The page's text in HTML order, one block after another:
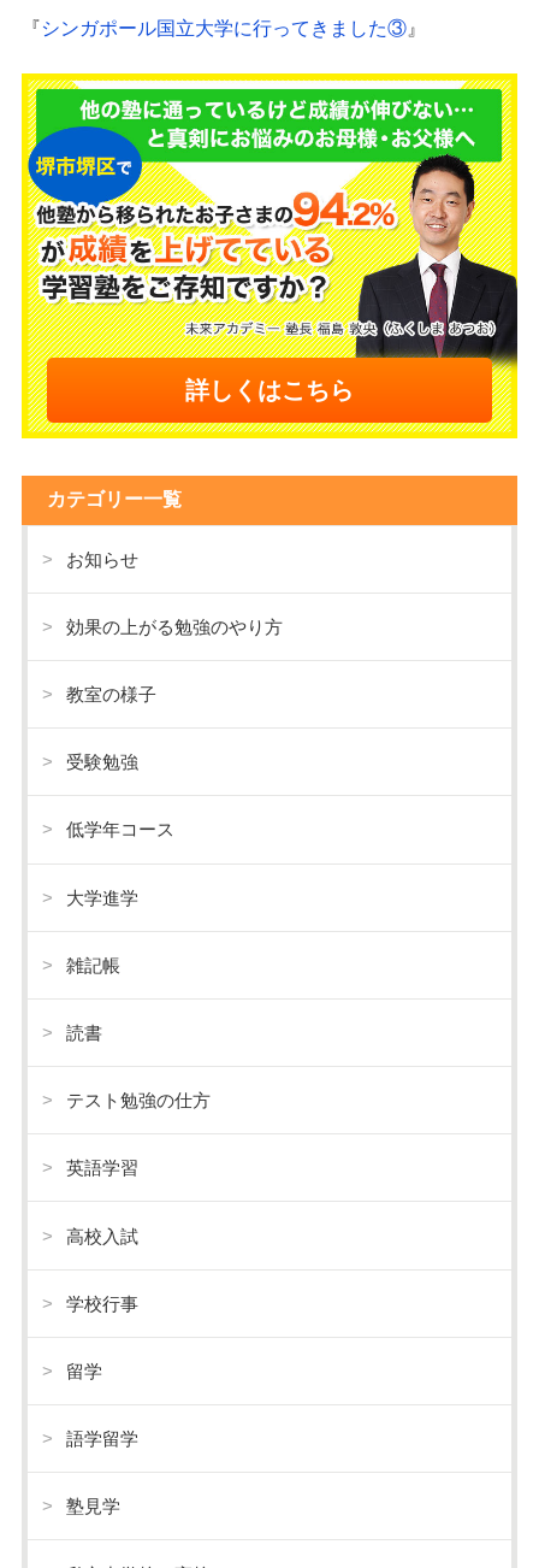
『シンガポール国立大学に行ってきました③』
詳しくはこちら
カテゴリー一覧
お知らせ
効果の上がる勉強のやり方
教室の様子
受験勉強
低学年コース
大学進学
雑記帳
読書
テスト勉強の仕方
英語学習
高校入試
学校行事
留学
語学留学
塾見学